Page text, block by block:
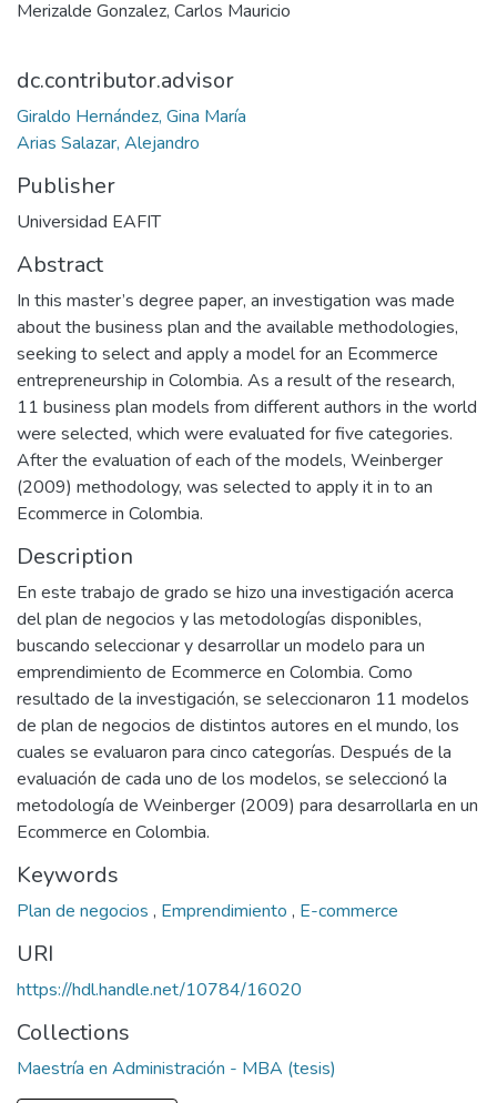
Merizalde Gonzalez, Carlos Mauricio
dc.contributor.advisor
Giraldo Hernández, Gina María
Arias Salazar, Alejandro
Publisher
Universidad EAFIT
Abstract
In this master’s degree paper, an investigation was made
about the business plan and the available methodologies,
seeking to select and apply a model for an Ecommerce
entrepreneurship in Colombia. As a result of the research,
11 business plan models from different authors in the world
were selected, which were evaluated for five categories.
After the evaluation of each of the models, Weinberger
(2009) methodology, was selected to apply it in to an
Ecommerce in Colombia.
Description
En este trabajo de grado se hizo una investigación acerca
del plan de negocios y las metodologías disponibles,
buscando seleccionar y desarrollar un modelo para un
emprendimiento de Ecommerce en Colombia. Como
resultado de la investigación, se seleccionaron 11 modelos
de plan de negocios de distintos autores en el mundo, los
cuales se evaluaron para cinco categorías. Después de la
evaluación de cada uno de los modelos, se seleccionó la
metodología de Weinberger (2009) para desarrollarla en un
Ecommerce en Colombia.
Keywords
Plan de negocios , Emprendimiento , E-commerce
URI
https://hdl.handle.net/10784/16020
Collections
Maestría en Administración - MBA (tesis)